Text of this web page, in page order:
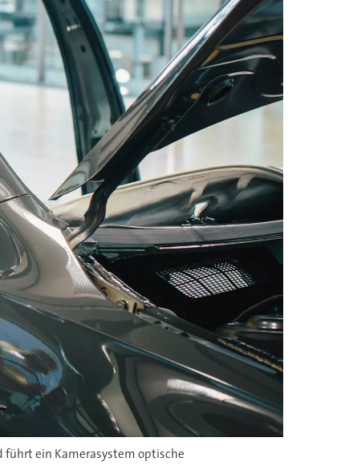
führt ein Kamerasystem optische